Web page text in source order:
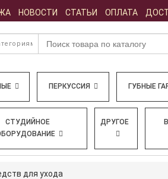
НОВОСТИ СТАТЬИ ОПЛАТА
ПЕРКУССИЯ ГУБНЫЕ
СТУДИЙНОЕ
ДРУГОЕ
для ухода